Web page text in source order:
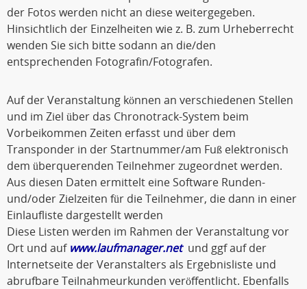
der Fotos werden nicht an diese weitergegeben.
Hinsichtlich der Einzelheiten wie z. B. zum Urheberrecht
wenden Sie sich bitte sodann an die/den
entsprechenden Fotografin/Fotografen.
Auf der Veranstaltung können an verschiedenen Stellen
und im Ziel über das Chronotrack-System beim
Vorbeikommen Zeiten erfasst und über dem
Transponder in der Startnummer/am Fuß elektronisch
dem überquerenden Teilnehmer zugeordnet werden.
Aus diesen Daten ermittelt eine Software Runden-
und/oder Zielzeiten für die Teilnehmer, die dann in einer
Einlaufliste dargestellt werden
Diese Listen werden im Rahmen der Veranstaltung vor
Ort und auf www.laufmanager.netund ggf auf der
Internetseite der Veranstalters als Ergebnisliste und
abrufbare Teilnahmeurkunden veröffentlicht. Ebenfalls